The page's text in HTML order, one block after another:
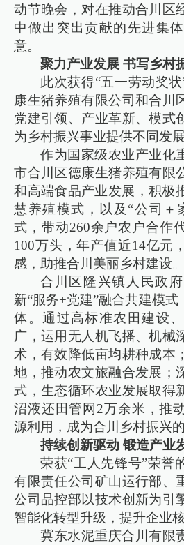
动节晚会，对在推动合川区
中做出突出贡献的先进集
意。
聚力产业发展 书写乡村
此次获得“五一劳动奖
康生猪养殖有限公司和合川
党建引领、产业革新、模式
为乡村振兴事业提供不同发展
作为国家级农业产业化
市合川区德康生猪养殖有限
和高端食品产业发展，积极
慧养殖模式，以及“公司＋
式，带动260余户农户合作
100万头，年产值近14亿元
感，助推合川美丽乡村建设。
合川区隆兴镇人民政
新“服务+党建”融合共建模
体。通过高标准农田建设
广，运用无人机飞播、机械
术，有效降低亩均耕种成本
地，推动农文旅融合发展；
式，生态循环农业发展取得
沼液还田管网2万余米，推
源利用，成为合川乡村振兴
持续创新驱动 锻造产业
荣获“工人先锋号”荣誉
有限责任公司矿山运行部、
公司品控部以技术创新为引
智能化转型升级，提升企业
冀东水泥重庆合川有限